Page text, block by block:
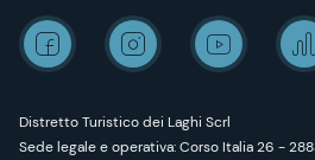
Distretto Turistico dei Laghi Scrl
Sede legale e operativa: Corso Italia 26 -